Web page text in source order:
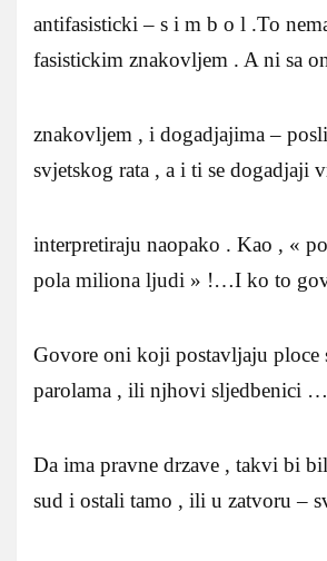
antifasisticki – s i m b o l .To
fasistickim znakovljem . A ni sa
znakovljem , i dogadjajima –
svjetskog rata , a i ti se dogadjaji
interpretiraju naopako . Kao , «
pola miliona ljudi » !…I ko to
Govore oni koji postavljaju ploce
parolama , ili njhovi sljedbenici …
Da ima pravne drzave , takvi bi
sud i ostali tamo , ili u zatvoru –